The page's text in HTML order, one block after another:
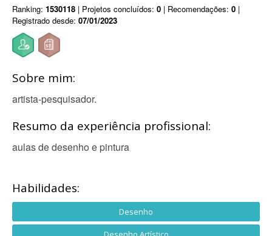
Ranking: 1530118 | Projetos concluídos: 0 | Recomendações: 0 |
Registrado desde: 07/01/2023
Sobre mim:
artista-pesquisador.
Resumo da experiência profissional:
aulas de desenho e pintura
Habilidades:
Desenho